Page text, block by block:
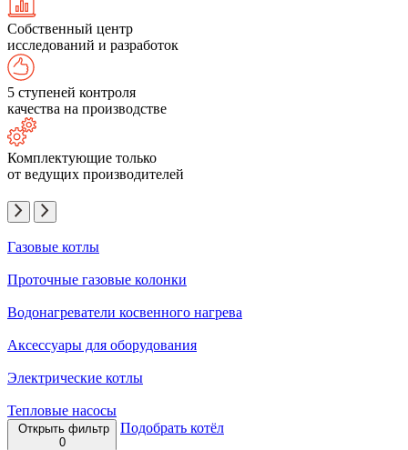
Собственный центр
исследований и разработок
5 ступеней контроля
качества на производстве
Комплектующие только
от ведущих производителей
Газовые котлы
Проточные газовые колонки
Водонагреватели косвенного нагрева
Аксессуары для оборудования
Электрические котлы
Тепловые насосы
Открыть фильтр
0
Подобрать котёл